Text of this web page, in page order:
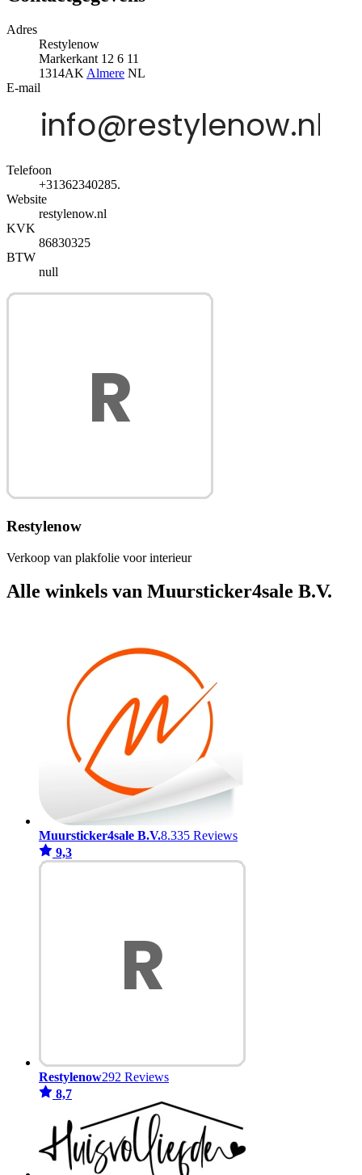
Adres
Restylenow
Markerkant 12 6 11
1314AK Almere NL
E-mail
Telefoon
+31362340285.
Website
restylenow.nl
KVK
86830325
BTW
null
Restylenow
Verkoop van plakfolie voor interieur
Alle winkels van Muursticker4sale B.V.
Muursticker4sale B.V.8.335 Reviews
9,3
Restylenow292 Reviews
8,7